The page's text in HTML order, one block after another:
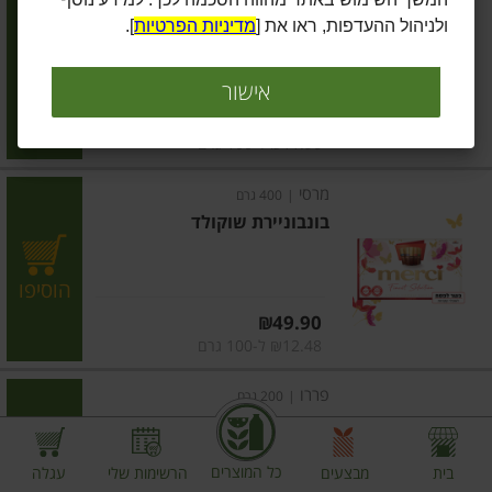
בונבוניירת שוקולד
מחיר מחירון ₪29.90
₪11.96 ל-100 גרם
מרסי 400 גרם
בונבוניירת שוקולד
₪49.90
הוסיפו
פררו 200 גרם
בונבוניירה פררו רושה
בית מבצעים כל המוצרים הרשימות שלי עגלה
ולניהול ההעדפות, ראו את [מדיניות הפרטיות].
אישור